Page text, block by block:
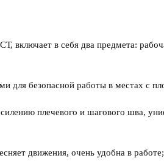
включает в себя два предмета:
для безопасной работы в местах с
плечевого и шагового шва,
движения, очень удобна в работе;